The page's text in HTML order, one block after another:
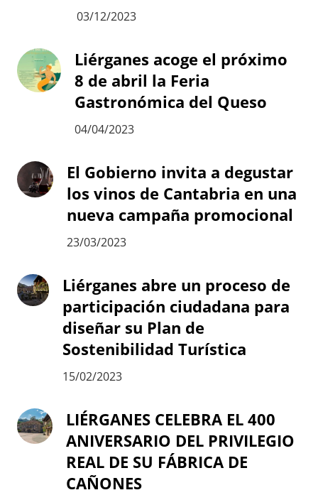
03/12/2023
Liérganes acoge el próximo
8 de abril la Feria
Gastronómica del Queso
04/04/2023
El Gobierno invita a degustar
los vinos de Cantabria en una
nueva campaña promocional
23/03/2023
Liérganes abre un proceso de
participación ciudadana para
diseñar su Plan de
Sostenibilidad Turística
15/02/2023
LIÉRGANES CELEBRA EL 400
ANIVERSARIO DEL PRIVILEGIO
REAL DE SU FÁBRICA DE
CAÑONES